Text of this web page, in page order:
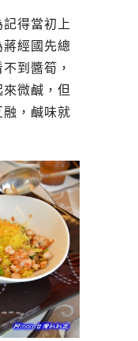
得當初上
經國先總
到醬筍，
微鹹，但
，鹹味就